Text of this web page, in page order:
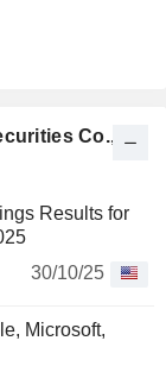
Co.,
Results for
30/10/25
Microsoft,